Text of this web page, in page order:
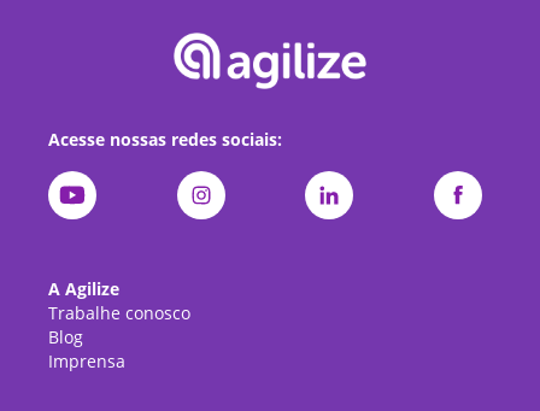
Acesse nossas redes sociais:
A Agilize
Trabalhe conosco
Blog
Imprensa